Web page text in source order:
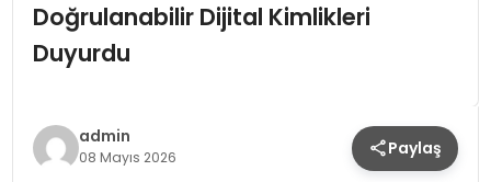
MAGAZIN
SPOR
Doğrulanabilir Dijital Kimlikleri
Duyurdu
admin
08 Mayıs 2026 Paylaş